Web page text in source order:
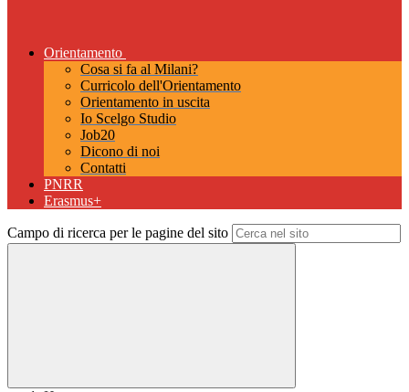
Orientamento
Cosa si fa al Milani?
Curricolo dell'Orientamento
Orientamento in uscita
Io Scelgo Studio
Job20
Dicono di noi
Contatti
PNRR
Erasmus+
Campo di ricerca per le pagine del sito